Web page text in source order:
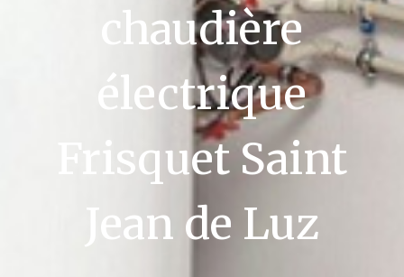
chaudière
électrique
Frisquet Saint
Jean de Luz